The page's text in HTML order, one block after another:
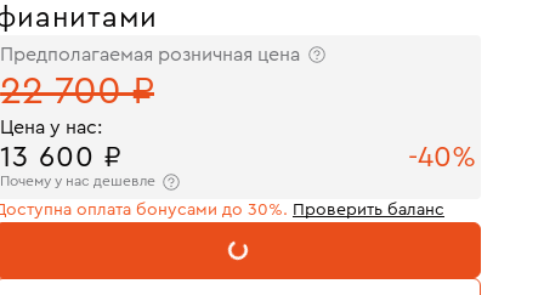
Предполагаемая розничная цена
22 700 ₽
Цена у нас:
13 600 ₽ -40%
Почему у нас дешевле
оплата бонусами до 30%. Проверить баланс
В КОРЗИНУ